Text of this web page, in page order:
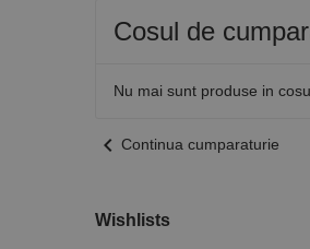
Cosul de
Nu mai sunt produse in
chevron_left Continua cumparaturie
Wishlists